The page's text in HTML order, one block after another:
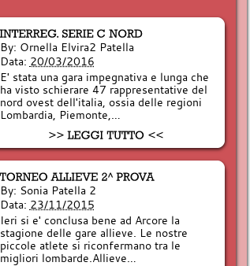
By: Ornella Elvira2 Patella
Data: 20/03/2016
E' stata una gara impegnativa e lunga che
ha visto schierare 47 rappresentative del
nord ovest dell'italia, ossia delle regioni
Lombardia, Piemonte,…
By: Sonia Patella 2
Data: 23/11/2015
Ieri si e' conclusa bene ad Arcore la
stagione delle gare allieve. Le nostre
piccole atlete si riconfermano tra le
migliori lombarde.Allieve…